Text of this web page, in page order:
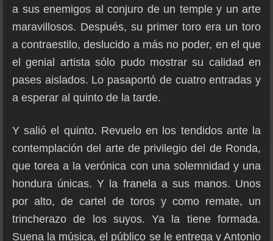
a sus enemigos al conjuro de un temple y un arte
maravillosos. Después, su primer toro era un toro
a contraestilo, deslucido a más no poder, en el que
el genial artista sólo pudo mostrar su calidad en
pases aislados. Lo pasaportó de cuatro entradas y
a esperar al quinto de la tarde.
Y salió el quinto. Revuelo en los tendidos ante la
contemplación del arte de privilegio del de Ronda,
que torea a la verónica con una solemnidad y una
hondura únicas. Y la franela a sus manos. Unos
por alto, de cartel de toros y como remate, un
trincherazo de los suyos. Ya la tiene formada.
Suena la música, el público se le entrega y Antonio